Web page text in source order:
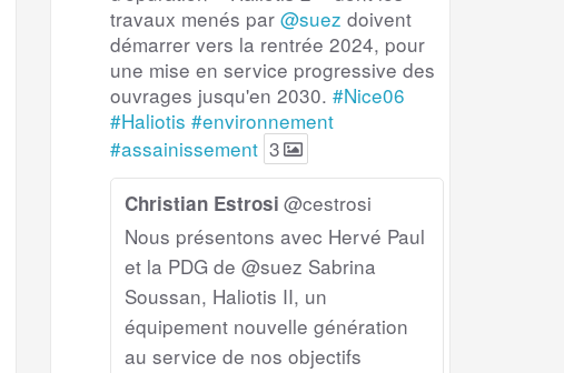
travaux menés par @suez doivent
démarrer vers la rentrée 2024, pour
une mise en service progressive des
ouvrages jusqu'en 2030. #Nice06
#Haliotis #environnement
#assainissement 3
Christian Estrosi @cestrosi
Nous présentons avec Hervé Paul
et la PDG de @suez Sabrina
Soussan, Haliotis II, un
équipement nouvelle génération
au service de nos objectifs